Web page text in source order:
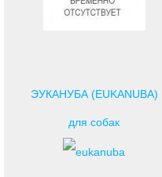
ЭУКАНУБА (EUKANUBA)
для собак